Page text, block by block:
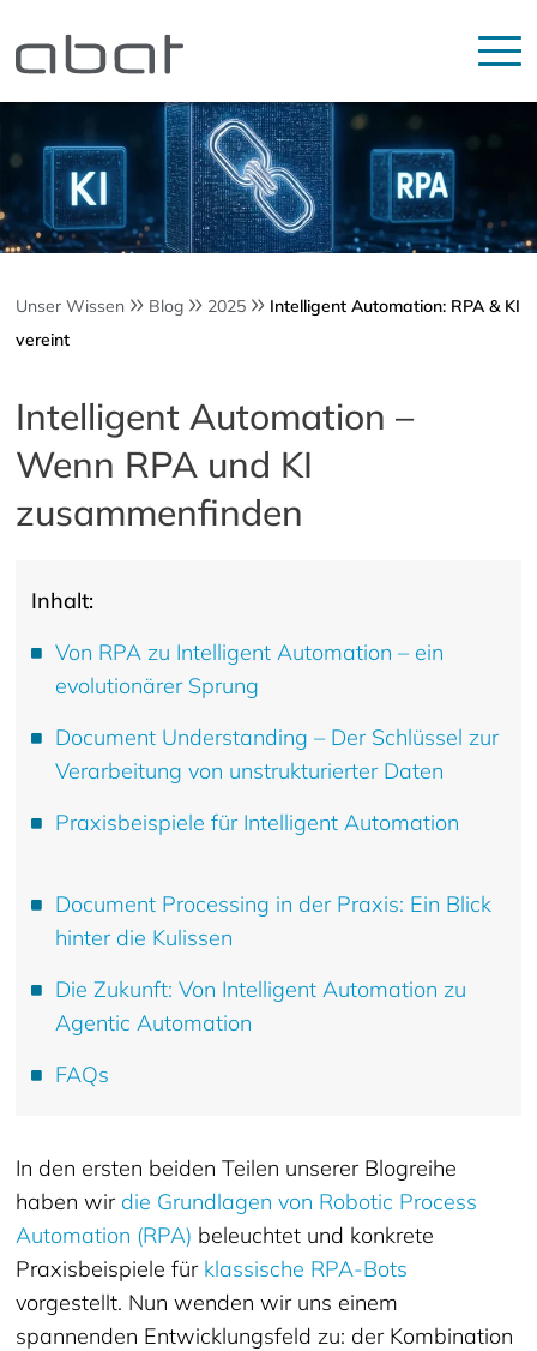
Unser Wissen Blog 2025
Intelligent Automation: RPA & KI
vereint
Intelligent Automation –
Wenn RPA und KI
zusammenfinden
Inhalt:
Von RPA zu Intelligent Automation – ein
evolutionärer Sprung
Document Understanding – Der Schlüssel zur
Verarbeitung von unstrukturierter Daten
Praxisbeispiele für Intelligent Automation
Document Processing in der Praxis: Ein Blick
hinter die Kulissen
Die Zukunft: Von Intelligent Automation zu
Agentic Automation
FAQs
In den ersten beiden Teilen unserer Blogreihe
haben wir die Grundlagen von Robotic Process
Automation (RPA) beleuchtet und konkrete
Praxisbeispiele für klassische RPA-Bots
vorgestellt. Nun wenden wir uns einem
spannenden Entwicklungsfeld zu: der Kombination